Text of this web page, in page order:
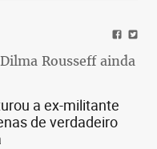
Rousseff ainda
a ex-militante
de verdadeiro